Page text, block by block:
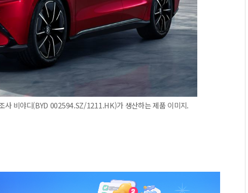
사 비야디(BYD 002594.SZ/1211.HK)가 생산하는 제품 이미지.